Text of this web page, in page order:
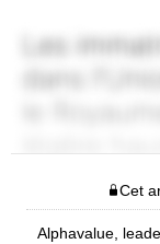
Cet
Alphavalue,